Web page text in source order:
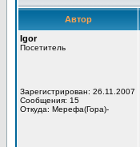
Автор
Igor
Посетитель
Зарегистрирован: 26.11.2007
Сообщения: 15
Откуда: Мерефа(Гора)-